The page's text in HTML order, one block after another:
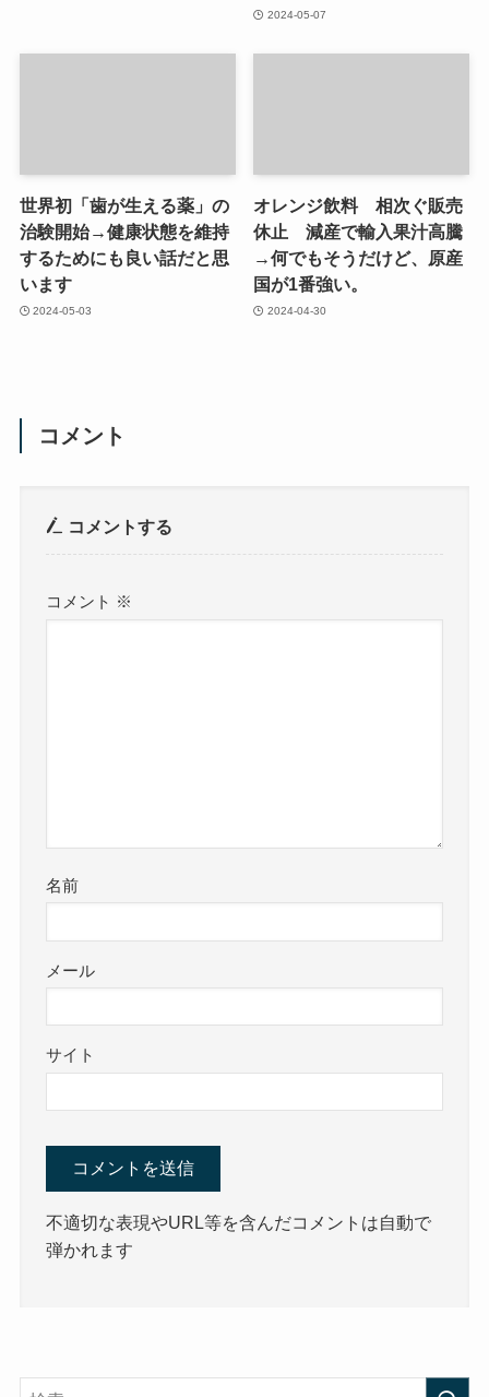
2024-05-07
世界初「歯が生える薬」の
治験開始→健康状態を維持
するためにも良い話だと思
います
2024-05-03
オレンジ飲料 相次ぐ販売
休止 減産で輸入果汁高騰
→何でもそうだけど、原産
国が1番強い。
2024-04-30
コメント
コメントする
コメント ※
名前
メール
サイト
不適切な表現やURL等を含んだコメントは自動で
弾かれます